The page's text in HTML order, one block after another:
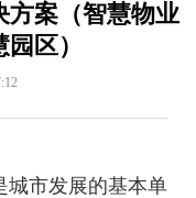
方案（智慧物业
区）
城市发展的基本单